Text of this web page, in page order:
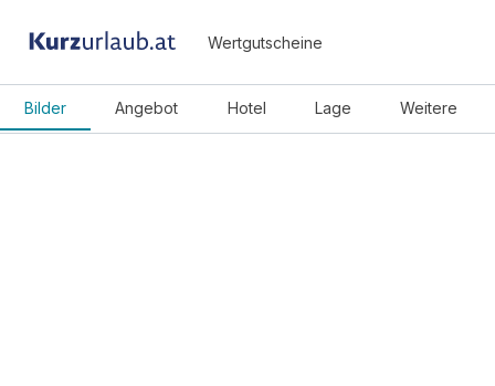
Wertgutscheine
Bilder Angebot Hotel Lage Weitere